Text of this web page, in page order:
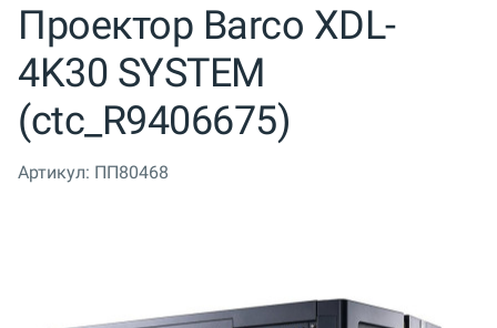
Проектор Barco XDL-
4K30 SYSTEM
(ctc_R9406675)
Артикул: ПП80468